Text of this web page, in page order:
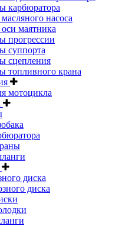
карбюратора
насоса
маятника
прогрессии
суппорта
сцепления
топливного крана
мотоцикла
диска
диска